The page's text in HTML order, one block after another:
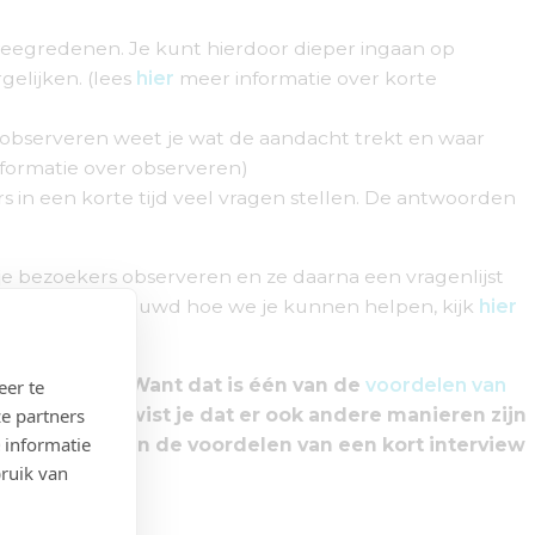
Je kunt hierdoor dieper ingaan op
(lees hier meer informatie over korte
weet je wat de aandacht trekt en waar
over observeren)
in een korte tijd veel vragen stellen. De antwoorden
observeren en ze daarna een vragenlijst
mee. Benieuwd hoe we je kunnen helpen, kijk hier
Want dat is één van de voordelen van
Maar wist je dat er ook andere manieren zijn
Wij zetten de voordelen van een kort interview
te
partners
informatie
van